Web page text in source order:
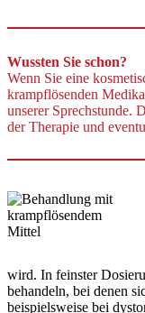
Wussten Sie schon?
Wenn Sie eine
krampflösenden
unserer Sprechstunde.
der Therapie und
wird. In feinster
behandeln, bei denen
beispielsweise bei